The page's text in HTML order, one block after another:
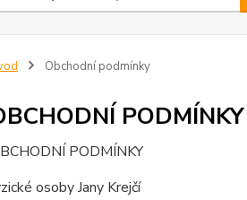
Obchodní podmínky
PODMÍNKY
PODMÍNKY
osoby Jany Krejčí